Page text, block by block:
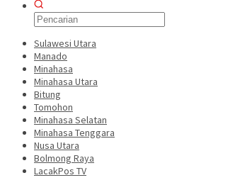
Sulawesi Utara
Manado
Minahasa
Minahasa Utara
Bitung
Tomohon
Minahasa Selatan
Minahasa Tenggara
Nusa Utara
Bolmong Raya
LacakPos TV